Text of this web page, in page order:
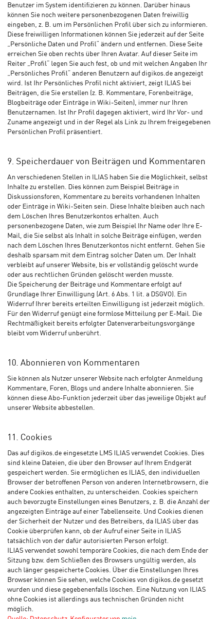
Benutzer im System identifizieren zu können. Darüber hinaus
können Sie noch weitere personenbezogenen Daten freiwillig
eingeben, z. B. um im Persönlichen Profil über sich zu informieren.
Diese freiwilligen Informationen können Sie jederzeit auf der Seite
„Persönliche Daten und Profil“ ändern und entfernen. Diese Seite
erreichen Sie oben rechts über Ihren Avatar. Auf dieser Seite im
Reiter „Profil“ legen Sie auch fest, ob und mit welchen Angaben Ihr
„Persönliches Profil“ anderen Benutzern auf digikos.de angezeigt
wird. Ist Ihr Persönliches Profil nicht aktiviert, zeigt ILIAS bei
Beiträgen, die Sie erstellen (z. B. Kommentare, Forenbeiträge,
Blogbeiträge oder Einträge in Wiki-Seiten), immer nur Ihren
Benutzernamen. Ist Ihr Profil dagegen aktiviert, wird Ihr Vor- und
Zuname angezeigt und in der Regel als Link zu Ihrem freigegebenen
Persönlichen Profil präsentiert.
9. Speicherdauer von Beiträgen und Kommentaren
An verschiedenen Stellen in ILIAS haben Sie die Möglichkeit, selbst
Inhalte zu erstellen. Dies können zum Beispiel Beiträge in
Diskussionsforen, Kommentare zu bereits vorhandenen Inhalten
oder Einträge in Wiki-Seiten sein. Diese Inhalte bleiben auch nach
dem Löschen Ihres Benutzerkontos erhalten. Auch
personenbezogene Daten, wie zum Beispiel Ihr Name oder Ihre E-
Mail, die Sie selbst als Inhalt in solche Beiträge einfügen, werden
nach dem Löschen Ihres Benutzerkontos nicht entfernt. Gehen Sie
deshalb sparsam mit dem Eintrag solcher Daten um. Der Inhalt
verbleibt auf unserer Website, bis er vollständig gelöscht wurde
oder aus rechtlichen Gründen gelöscht werden musste.
Die Speicherung der Beiträge und Kommentare erfolgt auf
Grundlage Ihrer Einwilligung (Art. 6 Abs. 1 lit. a DSGVO). Ein
Widerruf Ihrer bereits erteilten Einwilligung ist jederzeit möglich.
Für den Widerruf genügt eine formlose Mitteilung per E-Mail. Die
Rechtmäßigkeit bereits erfolgter Datenverarbeitungsvorgänge
bleibt vom Widerruf unberührt.
10. Abonnieren von Kommentaren
Sie können als Nutzer unserer Website nach erfolgter Anmeldung
Kommentare, Foren, Blogs und andere Inhalte abonnieren. Sie
können diese Abo-Funktion jederzeit über das jeweilige Objekt auf
unserer Website abbestellen.
11. Cookies
Das auf digikos.de eingesetzte LMS ILIAS verwendet Cookies. Dies
sind kleine Dateien, die über den Browser auf Ihrem Endgerät
gespeichert werden. Sie ermöglichen es ILIAS, den individuellen
Browser der betroffenen Person von anderen Internetbrowsern, die
andere Cookies enthalten, zu unterscheiden. Cookies speichern
auch bevorzugte Einstellungen eines Benutzers, z. B. die Anzahl der
angezeigten Einträge auf einer Tabellenseite. Und Cookies dienen
der Sicherheit der Nutzer und des Betreibers, da ILIAS über das
Cookie überprüfen kann, ob der Aufruf einer Seite in ILIAS
tatsächlich von der dafür autorisierten Person erfolgt.
ILIAS verwendet sowohl temporäre Cookies, die nach dem Ende der
Sitzung bzw. dem Schließen des Browsers ungültig werden, als
auch länger gespeicherte Cookies. Über die Einstellungen Ihres
Browser können Sie sehen, welche Cookies von digikos.de gesetzt
wurden und diese gegebenenfalls löschen. Eine Nutzung von ILIAS
ohne Cookies ist allerdings aus technischen Gründen nicht
möglich.